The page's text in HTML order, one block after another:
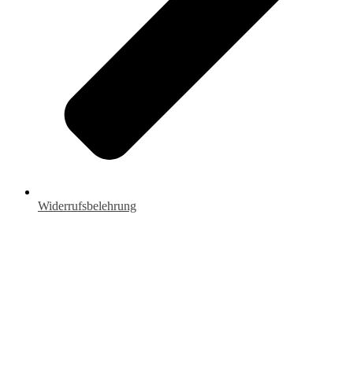
Widerrufsbelehrung